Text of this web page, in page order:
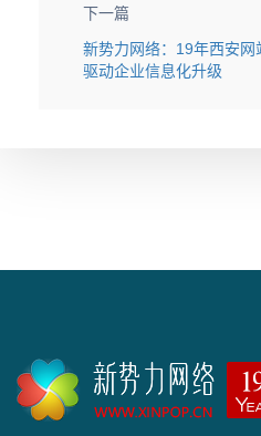
下一篇
新势力网络：19年西安
驱动企业信息化升级